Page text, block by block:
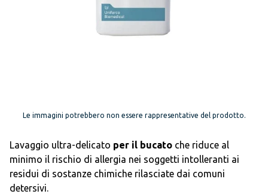
Le immagini potrebbero non essere rappresentative del prodotto.
Lavaggio ultra-delicato per il bucato che riduce al
minimo il rischio di allergia nei soggetti intolleranti ai
residui di sostanze chimiche rilasciate dai comuni
detersivi.